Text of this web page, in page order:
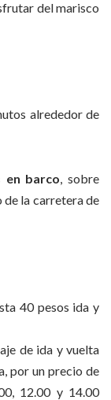
del marisco
alrededor de
en barco, sobre
de la carretera de
40 pesos ida y
de ida y vuelta
por un precio de
12.00 y 14.00